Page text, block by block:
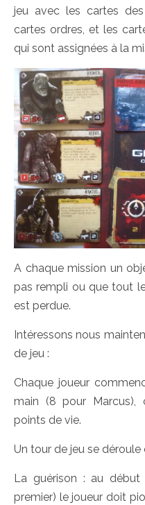
jeu avec les cartes
cartes ordres, et les
qui sont assignées à la
A chaque mission un
pas rempli ou que tout
est perdue.
Intéressons nous
de jeu :
Chaque joueur
main (8 pour Marcus),
points de vie.
Un tour de jeu se déroule
La guérison : au
premier) le joueur doit